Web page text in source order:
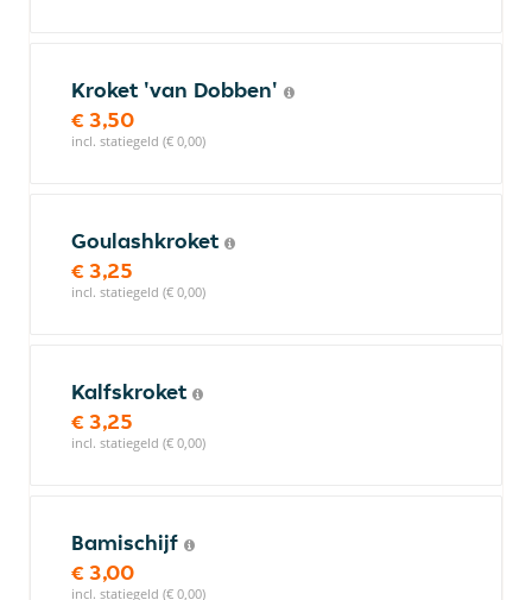
Kroket 'van Dobben'
€ 3,50
incl. statiegeld (€ 0,00)
Goulashkroket
€ 3,25
incl. statiegeld (€ 0,00)
Kalfskroket
€ 3,25
incl. statiegeld (€ 0,00)
Bamischijf
€ 3,00
incl. statiegeld (€ 0,00)